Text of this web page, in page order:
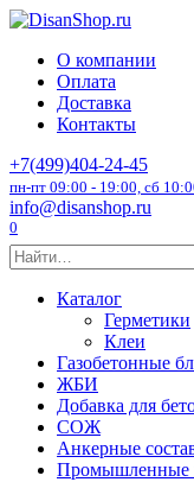
Перейти
содержанию
О компании
Оплата
Доставка
Контакты
+7(499)404-24-45
пн-пт 09:00 - 19:00, сб
info@disanshop.ru
0
Search
for:
Каталог
Герметики
Клеи
Газобетонные
ЖБИ
Добавка для
СОЖ
Анкерные
Промышленные